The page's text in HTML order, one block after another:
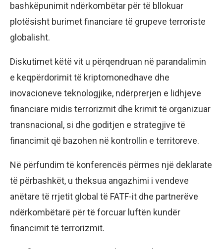
bashkëpunimit ndërkombëtar për të bllokuar
plotësisht burimet financiare të grupeve terroriste
globalisht.
Diskutimet këtë vit u përqendruan në parandalimin
e keqpërdorimit të kriptomonedhave dhe
inovacioneve teknologjike, ndërprerjen e lidhjeve
financiare midis terrorizmit dhe krimit të organizuar
transnacional, si dhe goditjen e strategjive të
financimit që bazohen në kontrollin e territoreve.
Në përfundim të konferencës përmes një deklarate
të përbashkët, u theksua angazhimi i vendeve
anëtare të rrjetit global të FATF-it dhe partnerëve
ndërkombëtarë për të forcuar luftën kundër
financimit të terrorizmit.